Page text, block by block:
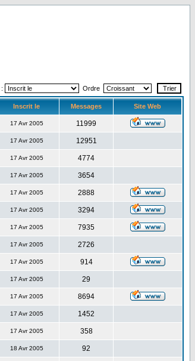
Ordre
Inscrit le Messages Site Web
17 Avr 2005 11999
17 Avr 2005 12951
17 Avr 2005 4774
17 Avr 2005 3654
17 Avr 2005 2888
17 Avr 2005 3294
17 Avr 2005 7935
17 Avr 2005 2726
17 Avr 2005 914
17 Avr 2005 29
17 Avr 2005 8694
17 Avr 2005 1452
17 Avr 2005 358
18 Avr 2005 92